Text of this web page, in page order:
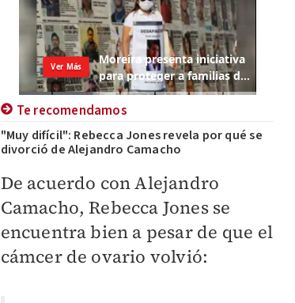
Te recomendamos
"Muy difícil": Rebecca Jones revela por qué se
divorció de Alejandro Camacho
De acuerdo con Alejandro
Camacho, Rebecca Jones se
encuentra bien a pesar de que el
cámcer de ovario volvió: